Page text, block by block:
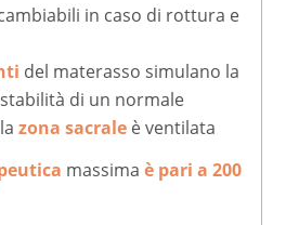
in caso di rottura e
del materasso simulano la
di un normale
zona sacraleè ventilata
massima è pari a 200